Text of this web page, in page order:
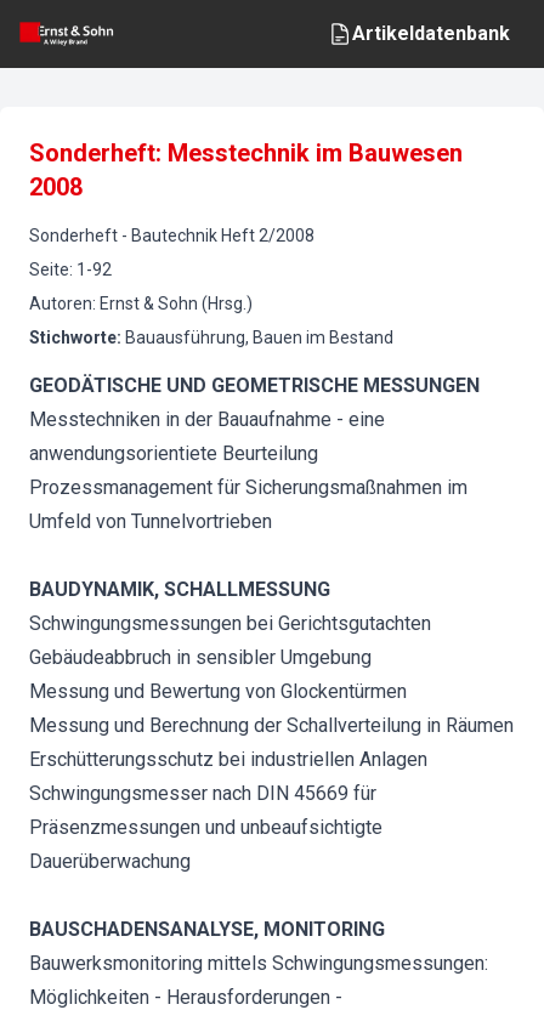
Artikeldatenbank
Sonderheft: Messtechnik im Bauwesen
2008
Sonderheft - Bautechnik Heft 2/2008
Seite: 1-92
Autoren: Ernst & Sohn (Hrsg.)
Stichworte: Bauausführung, Bauen im Bestand
GEODÄTISCHE UND GEOMETRISCHE MESSUNGEN
Messtechniken in der Bauaufnahme - eine
anwendungsorientiete Beurteilung
Prozessmanagement für Sicherungsmaßnahmen im
Umfeld von Tunnelvortrieben
BAUDYNAMIK, SCHALLMESSUNG
Schwingungsmessungen bei Gerichtsgutachten
Gebäudeabbruch in sensibler Umgebung
Messung und Bewertung von Glockentürmen
Messung und Berechnung der Schallverteilung in Räumen
Erschütterungsschutz bei industriellen Anlagen
Schwingungsmesser nach DIN 45669 für
Präsenzmessungen und unbeaufsichtigte
Dauerüberwachung
BAUSCHADENSANALYSE, MONITORING
Bauwerksmonitoring mittels Schwingungsmessungen:
Möglichkeiten - Herausforderungen -